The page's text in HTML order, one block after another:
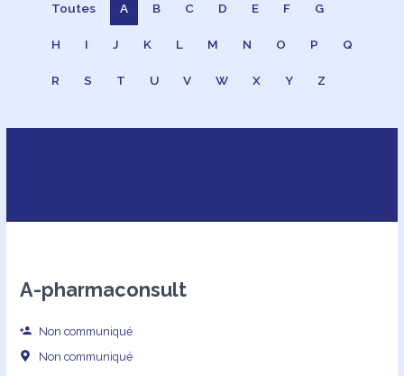
Toutes A B C D E F G
H I J K L M N O P Q
R S T U V W X Y Z
A-pharmaconsult
Non communiqué
Non communiqué